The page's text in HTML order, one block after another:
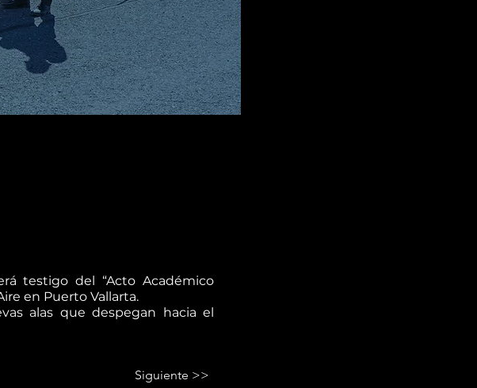
testigo del “Acto Académico
en Puerto Vallarta.
alas que despegan hacia el
Siguiente >>